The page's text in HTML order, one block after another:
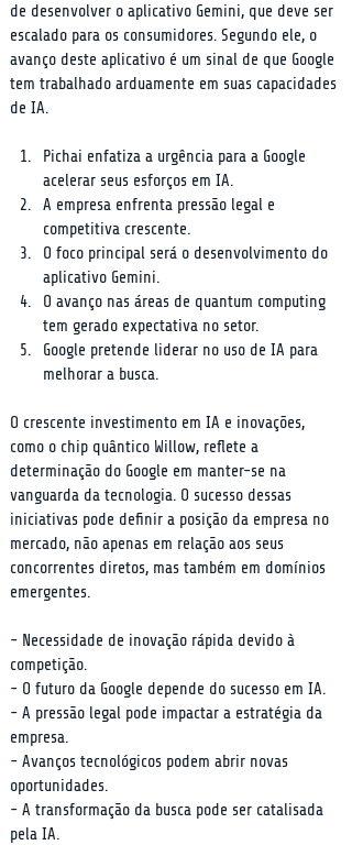
de desenvolver o aplicativo Gemini, que deve ser
escalado para os consumidores. Segundo ele, o
avanço deste aplicativo é um sinal de que Google
tem trabalhado arduamente em suas capacidades
de IA.
Pichai enfatiza a urgência para a Google
acelerar seus esforços em IA.
A empresa enfrenta pressão legal e
competitiva crescente.
O foco principal será o desenvolvimento do
aplicativo Gemini.
O avanço nas áreas de quantum computing
tem gerado expectativa no setor.
Google pretende liderar no uso de IA para
melhorar a busca.
O crescente investimento em IA e inovações,
como o chip quântico Willow, reflete a
determinação do Google em manter-se na
vanguarda da tecnologia. O sucesso dessas
iniciativas pode definir a posição da empresa no
mercado, não apenas em relação aos seus
concorrentes diretos, mas também em domínios
emergentes.
- Necessidade de inovação rápida devido à
competição.
- O futuro da Google depende do sucesso em IA.
- A pressão legal pode impactar a estratégia da
empresa.
- Avanços tecnológicos podem abrir novas
oportunidades.
- A transformação da busca pode ser catalisada
pela IA.